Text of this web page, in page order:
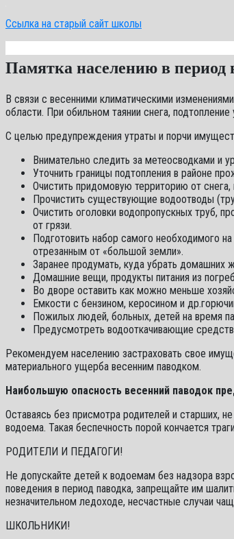
Ссылка на старый сайт школы
Памятка населению в период
В связи с весенними климатическими
области. При обильном таянии снега,
С целью предупреждения утраты и порчи
Внимательно следить за метеосводками и
Уточнить границы подтопления в районе
Очистить придомовую территорию от снега,
Прочистить существующие водоотводы
Очистить оголовки водопропускных труб,
от грязи.
Подготовить набор самого необходимого
отрезанным от «большой земли».
Заранее продумать, куда убрать домашних
Домашние вещи, продукты питания из
Во дворе оставить как можно меньше
Емкости с бензином, керосином и
Пожилых людей, больных, детей на время
Предусмотреть водооткачивающие
Рекомендуем населению застраховать свое
материального ущерба весенним паводком.
Наибольшую опасность весенний паводок
Оставаясь без присмотра родителей и старших,
водоема. Такая беспечность порой кончается
РОДИТЕЛИ И ПЕДАГОГИ!
Не допускайте детей к водоемам без надзора
поведения в период паводка, запрещайте им
незначительном ледоходе, несчастные случаи
ШКОЛЬНИКИ!